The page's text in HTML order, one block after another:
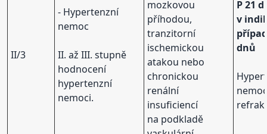
II/3
- Hypertenzní
nemoc
II. až III. stupně
hodnocení
hypertenzní
nemoci.
mozkovou
příhodou,
tranzitorní
ischemickou
atakou nebo
chronickou
renální
insuficiencí
na podkladě
P 21
v
dnů